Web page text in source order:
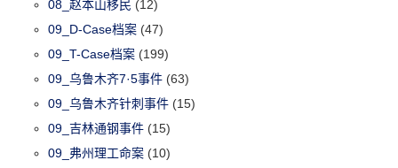
08_赵本山移民 (12)
09_D-Case档案 (47)
09_T-Case档案 (199)
09_乌鲁木齐7·5事件 (63)
09_乌鲁木齐针刺事件 (15)
09_吉林通钢事件 (15)
09_弗州理工命案 (10)